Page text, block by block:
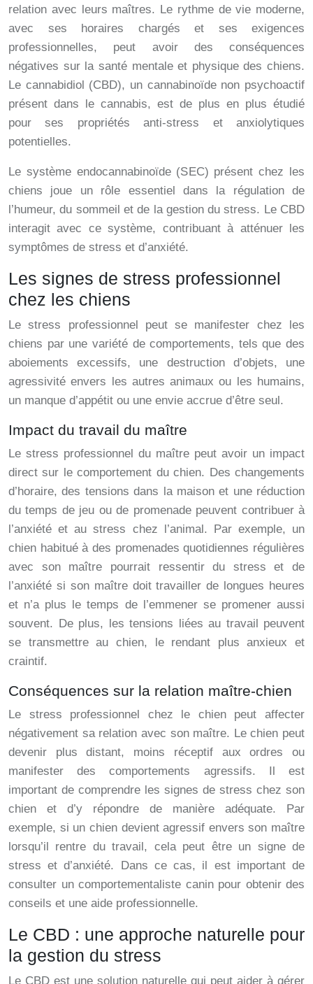
relation avec leurs maîtres. Le rythme de vie moderne,
avec ses horaires chargés et ses exigences
professionnelles, peut avoir des conséquences
négatives sur la santé mentale et physique des chiens.
Le cannabidiol (CBD), un cannabinoïde non psychoactif
présent dans le cannabis, est de plus en plus étudié
pour ses propriétés anti-stress et anxiolytiques
potentielles.
Le système endocannabinoïde (SEC) présent chez les
chiens joue un rôle essentiel dans la régulation de
l’humeur, du sommeil et de la gestion du stress. Le CBD
interagit avec ce système, contribuant à atténuer les
symptômes de stress et d’anxiété.
Les signes de stress professionnel
chez les chiens
Le stress professionnel peut se manifester chez les
chiens par une variété de comportements, tels que des
aboiements excessifs, une destruction d’objets, une
agressivité envers les autres animaux ou les humains,
un manque d’appétit ou une envie accrue d’être seul.
Impact du travail du maître
Le stress professionnel du maître peut avoir un impact
direct sur le comportement du chien. Des changements
d’horaire, des tensions dans la maison et une réduction
du temps de jeu ou de promenade peuvent contribuer à
l’anxiété et au stress chez l’animal. Par exemple, un
chien habitué à des promenades quotidiennes régulières
avec son maître pourrait ressentir du stress et de
l’anxiété si son maître doit travailler de longues heures
et n’a plus le temps de l’emmener se promener aussi
souvent. De plus, les tensions liées au travail peuvent
se transmettre au chien, le rendant plus anxieux et
craintif.
Conséquences sur la relation maître-chien
Le stress professionnel chez le chien peut affecter
négativement sa relation avec son maître. Le chien peut
devenir plus distant, moins réceptif aux ordres ou
manifester des comportements agressifs. Il est
important de comprendre les signes de stress chez son
chien et d’y répondre de manière adéquate. Par
exemple, si un chien devient agressif envers son maître
lorsqu’il rentre du travail, cela peut être un signe de
stress et d’anxiété. Dans ce cas, il est important de
consulter un comportementaliste canin pour obtenir des
conseils et une aide professionnelle.
Le CBD : une approche naturelle pour
la gestion du stress
Le CBD est une solution naturelle qui peut aider à gérer